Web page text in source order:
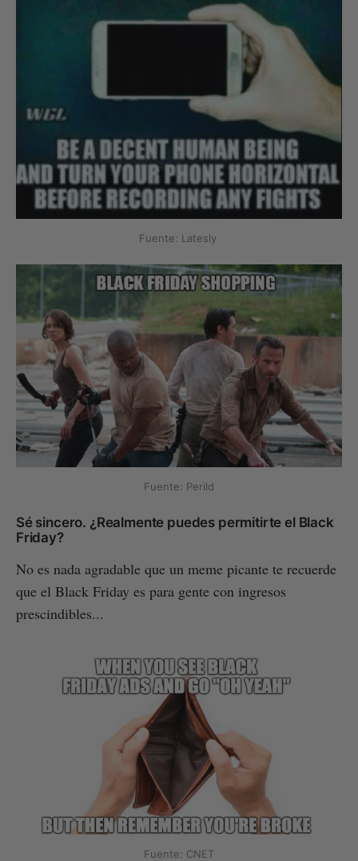
Fuente: Latesly‌ ‌
Fuente: Perild
Sé sincero. ¿Realmente puedes permitirte el Black
Friday?
No es nada agradable que un meme picante te recuerde
que el Black Friday es para gente con ingresos
prescindibles...
Fuente: CNET